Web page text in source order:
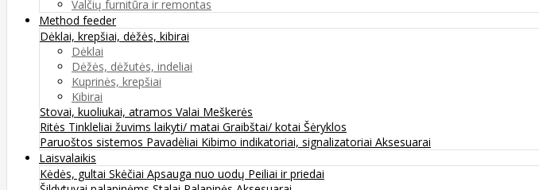
Valčių furnitūra ir remontas
Method feeder
Dėklai, krepšiai, dėžės, kibirai
Dėklai
Dėžės, dėžutės, indeliai
Kuprinės, krepšiai
Kibirai
Stovai, kuoliukai, atramos Valai Meškerės
Ritės Tinkleliai žuvims laikyti/ matai Graibštai/ kotai Šėryklos
Paruoštos sistemos Pavadėliai Kibimo indikatoriai, signalizatoriai Aksesuarai
Laisvalaikis
Kėdės, gultai Skėčiai Apsauga nuo uodų Peiliai ir priedai